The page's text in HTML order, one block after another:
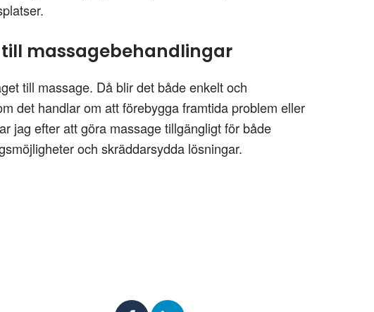
massagebehandlingar
till massage. Då blir det både enkelt och
det handlar om att förebygga framtida problem eller
jag efter att göra massage tillgängligt för både
och skräddarsydda lösningar.